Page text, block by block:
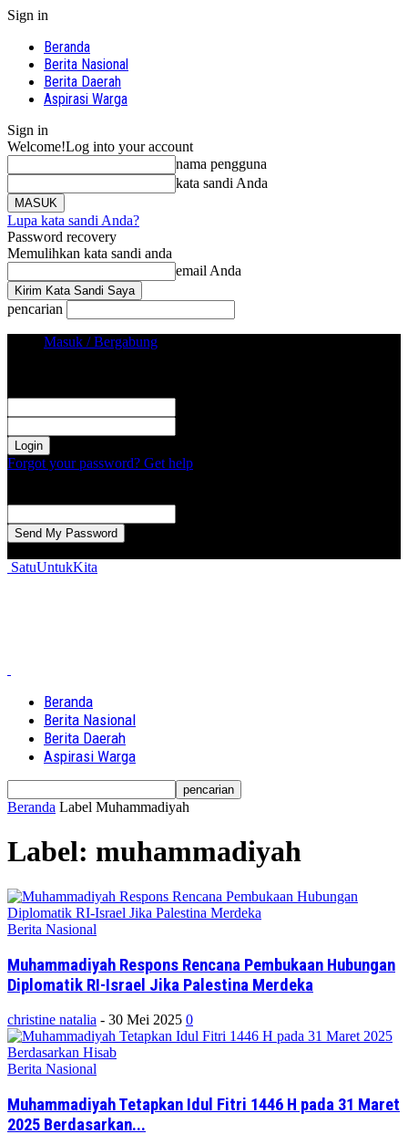
Sign in
Beranda
Berita Nasional
Berita Daerah
Aspirasi Warga
Sign in
Welcome!Log into your account
nama pengguna
kata sandi Anda
Lupa kata sandi Anda?
Password recovery
Memulihkan kata sandi anda
email Anda
pencarian
Masuk / Bergabung
Forgot your password? Get help
SatuUntukKita
Beranda
Berita Nasional
Berita Daerah
Aspirasi Warga
Beranda Label Muhammadiyah
Label: muhammadiyah
Berita Nasional
Muhammadiyah Respons Rencana Pembukaan Hubungan
Diplomatik RI-Israel Jika Palestina Merdeka
christine natalia - 30 Mei 2025 0
Berita Nasional
Muhammadiyah Tetapkan Idul Fitri 1446 H pada 31 Maret
2025 Berdasarkan...